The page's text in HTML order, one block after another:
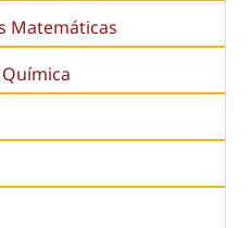
Matemáticas